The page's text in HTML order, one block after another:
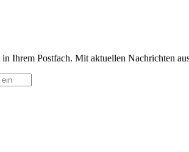
Ihrem Postfach. Mit aktuellen Nachrichten